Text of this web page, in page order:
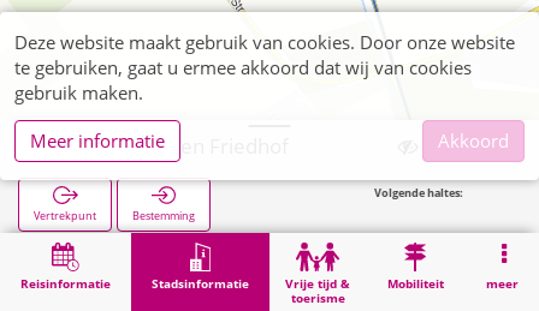
Reisinformatie Stadsinformatie
Vrije tijd &
toerisme
Mobiliteit meer
Alsdorf, Warden Friedhof
Vertrekpunt Bestemming
Volgende haltes:
Stadsinformatie Begraafplaatsen Alsdorf, Warden Friedhof
Deze website maakt gebruik van cookies. Door onze website
te gebruiken, gaat u ermee akkoord dat wij van cookies
gebruik maken.
Meer informatie
Akkoord